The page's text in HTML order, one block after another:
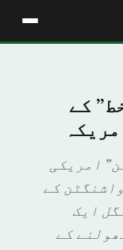
کے
امریکی
کے
ایک
کے